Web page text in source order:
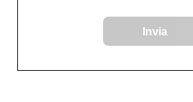
Invia